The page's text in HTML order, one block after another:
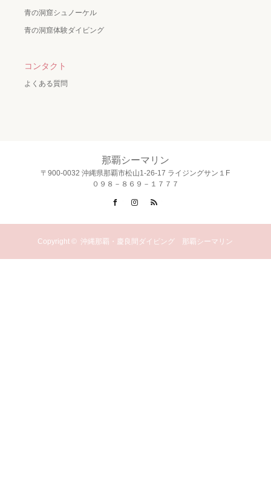
青の洞窟シュノーケル
青の洞窟体験ダイビング
コンタクト
よくある質問
那覇シーマリン
〒900-0032 沖縄県那覇市松山1-26-17 ライジングサン１F
０９８－８６９－１７７７
FacebookInstagram
Copyright ©沖縄那覇・慶良間ダイビング 那覇シーマリン